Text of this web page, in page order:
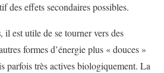
des effets secondaires possibles.
, il est utile de se tourner vers des
formes d’énergie plus « douces »
parfois très actives biologiquement. La